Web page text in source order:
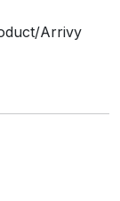
Arrivy